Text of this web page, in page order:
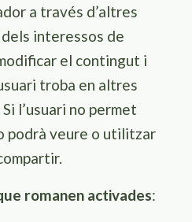
a través d’altres
interessos de
el contingut i
troba en altres
l’usuari no permet
podrà veure o utilitzar
romanen activades: